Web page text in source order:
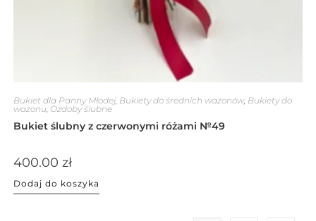
Bukiet dla Panny Młodej, Bukiety do średnich wazonów, Bukiety do
wazonu, Ozdoby ślubne
Bukiet ślubny z czerwonymi różami №49
400.00 zł
Dodaj do koszyka